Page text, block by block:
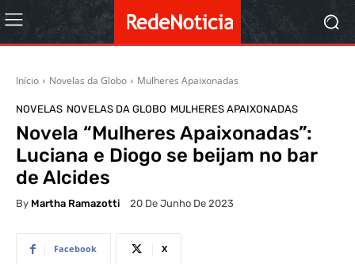
Início Novelas da Globo Mulheres Apaixonadas
NOVELAS NOVELAS DA GLOBO MULHERES APAIXONADAS
Novela “Mulheres Apaixonadas”:
Luciana e Diogo se beijam no bar
de Alcides
By Martha Ramazotti 20 De Junho De 2023
Facebook X